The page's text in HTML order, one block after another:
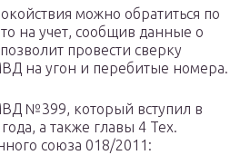
можно обратиться по
на учет, сообщив данные о
провести сверку
на угон и перебитые номера.
№399, который вступил в
а также главы 4 Тех.
союза 018/2011: